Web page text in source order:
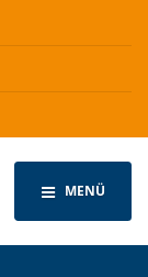
MENÜ